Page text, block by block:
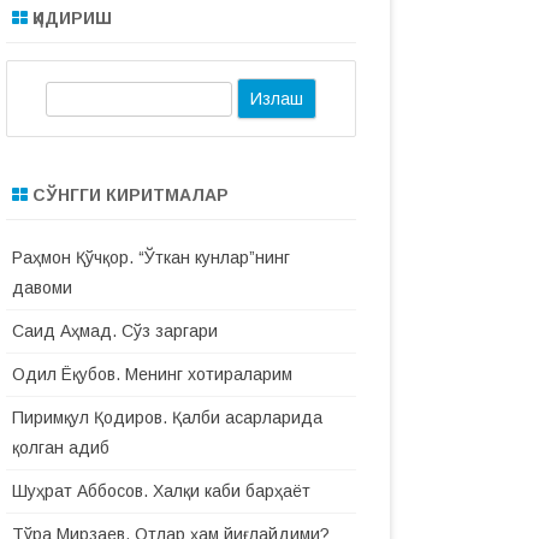
ҚИДИРИШ
ш
СЎНГГИ КИРИТМАЛАР
Раҳмон Қўчқор. “Ўткан кунлар”нинг
давоми
Саид Аҳмад. Сўз заргари
Одил Ёқубов. Менинг хотираларим
Пиримқул Қодиров. Қалби асарларида
қолган адиб
Шуҳрат Аббосов. Халқи каби барҳаёт
Тўра Мирзаев. Отлар ҳам йиғлайдими?